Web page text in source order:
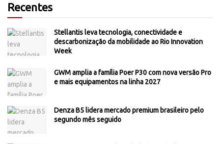
Recentes
Stellantis leva tecnologia, conectividade e
descarbonização da mobilidade ao Rio Innovation
Week
GWM amplia a família Poer P30 com nova versão Pro
e mais equipamentos na linha 2027
Denza B5 lidera mercado premium brasileiro pelo
segundo mês seguido